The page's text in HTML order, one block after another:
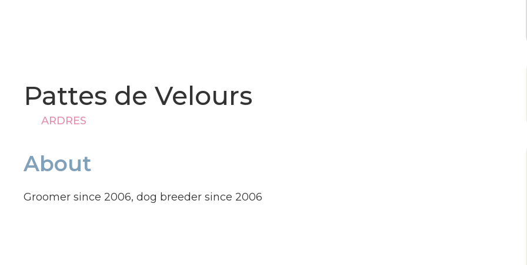
Pattes de Velours
ARDRES
About
Groomer since 2006, dog breeder since 2006